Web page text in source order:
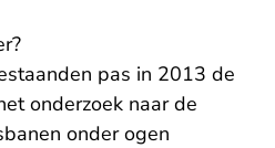
pas in 2013 de
onderzoek naar de
onder ogen